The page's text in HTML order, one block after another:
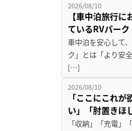
2026/08/10
【車中泊旅行
ているRVパー
車中泊を安心して
ク」とは「より安
[…]
2026/08/10
「ここにこれ
い」「肘置きほ
「収納」「充電」